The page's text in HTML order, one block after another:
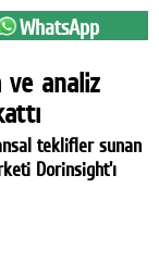
WhatsApp
ve analiz
teklifler sunan
Dorinsight'ı